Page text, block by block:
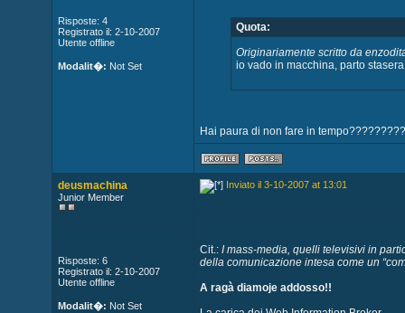
Risposte: 4
Registrato il: 2-10-2007
Utente offline
Modalit�: Not Set
Quota:
Originariamente scritto da
io vado in macchina, parto
Hai paura di non fare in
deusmachina
Junior Member
Risposte: 6
Registrato il: 2-10-2007
Utente offline
Modalit�: Not Set
Inviato il 3-10-2007 at 13:01
Cit.: I mass-media, quelli televisivi in
della comunicazione intesa come un
A ragà diamoje addosso!!